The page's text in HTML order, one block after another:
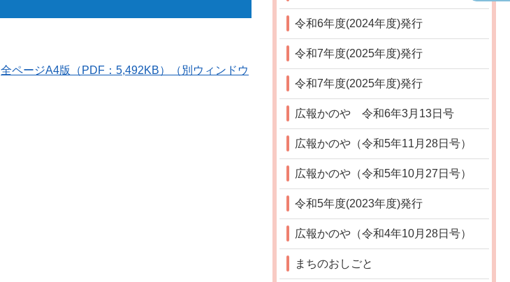
全ページA4版（PDF：5,492KB）（別ウィンドウ
令和6年度(2024年度)発行
令和7年度(2025年度)発行
令和7年度(2025年度)発行
広報かのや 令和6年3月13日号
広報かのや（令和5年11月28日号）
広報かのや（令和5年10月27日号）
令和5年度(2023年度)発行
広報かのや（令和4年10月28日号）
まちのおしごと